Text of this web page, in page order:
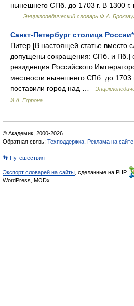
нынешнего СПб. до 1703 г. В 1300 г.
Энциклопедический словарь Ф.А.
Санкт-Петербург столица России*
Питер [В настоящей статье вместо
допущены сокращения: СПб. и Пб.]
резиденция Российского
местности нынешнего СПб. до 1703
поставили город над …
И.А. Ефрона
© Академик, 2000-2026
Обратная связь: Техподдержка Реклама на сайте
👣 Путешествия
Экспорт словарей на сайты , сделанные на PHP,
WordPress, MODx.